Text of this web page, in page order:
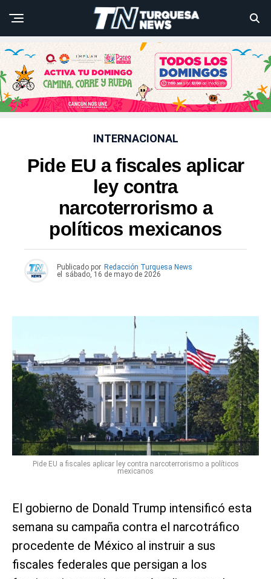
INTERNACIONAL
Pide EU a fiscales aplicar
ley contra
narcoterrorismo a
políticos mexicanos
Publicado por Redacción Turquesa News
el
sábado, 16 de mayo de 2026
Pide EU a fiscales aplicar ley contra narcoterrorismo a políticos
mexicanos
El gobierno de Donald Trump intensificó esta
semana su campaña contra el narcotráfico
procedente de México al instruir a sus
fiscales federales que persigan a los